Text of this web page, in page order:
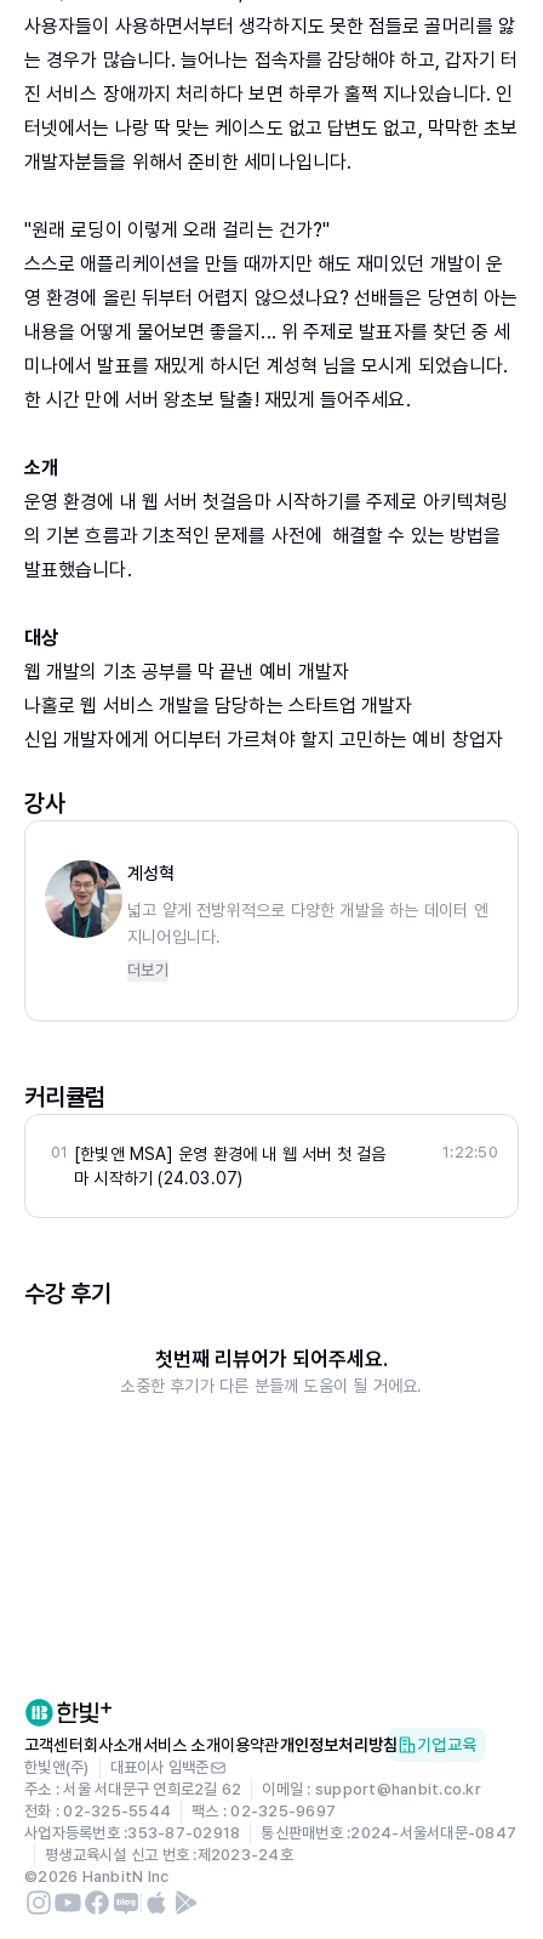
사용자들이 사용하면서부터 생각하지도 못한 점들로 골머리를 앓
는 경우가 많습니다. 늘어나는 접속자를 감당해야 하고, 갑자기 터
진 서비스 장애까지 처리하다 보면 하루가 훌쩍 지나있습니다. 인
터넷에서는 나랑 딱 맞는 케이스도 없고 답변도 없고, 막막한 초보
개발자분들을 위해서 준비한 세미나입니다.
"원래 로딩이 이렇게 오래 걸리는 건가?"
스스로 애플리케이션을 만들 때까지만 해도 재미있던 개발이 운
영 환경에 올린 뒤부터 어렵지 않으셨나요? 선배들은 당연히 아는
내용을 어떻게 물어보면 좋을지... 위 주제로 발표자를 찾던 중 세
미나에서 발표를 재밌게 하시던 계성혁 님을 모시게 되었습니다.
한 시간 만에 서버 왕초보 탈출! 재밌게 들어주세요.
소개
운영 환경에 내 웹 서버 첫걸음마 시작하기를 주제로 아키텍쳐링
의 기본 흐름과 기초적인 문제를 사전에 해결할 수 있는 방법을
발표했습니다.
대상
웹 개발의 기초 공부를 막 끝낸 예비 개발자
나홀로 웹 서비스 개발을 담당하는 스타트업 개발자
신입 개발자에게 어디부터 가르쳐야 할지 고민하는 예비 창업자
강사
계성혁
넓고 얕게 전방위적으로 다양한 개발을 하는 데이터 엔
지니어입니다.
웹 FE/BE부터 인프라까지 데이터가 스쳐 지나가는 곳
통해 꾸준한 지식 공유도 함께하고 있습니다.
전) 더블에이치 서버 엔지니어 인턴
기>(2024)
더보기
커리큘럼
01
[한빛앤 MSA] 운영 환경에 내 웹 서버 첫 걸음
마 시작하기 (24.03.07)
1:22:50
수강 후기
첫번째 리뷰어가 되어주세요.
소중한 후기가 다른 분들께 도움이 될 거에요.
고객센터회사소개서비스 소개이용약관개인정보처리방침 기업교육
한빛앤(주)
대표이사 임백준
주소 : 서울 서대문구 연희로2길 62
이메일 : support@hanbit.co.kr
전화 : 02-325-5544
팩스 : 02-325-9697
사업자등록번호 :353-87-02918 통신판매번호 :2024-서울서대문-0847
평생교육시설 신고 번호 :제2023-24호
©2026 HanbitN Inc